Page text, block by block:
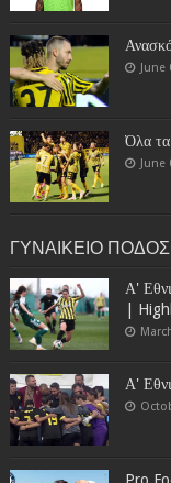
June
Όλα
June
ΓΥΝΑΙΚΕΙΟ
Α'
|
Α'